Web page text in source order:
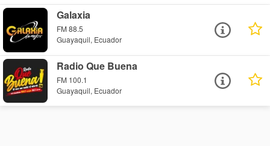
Galaxia
FM 88.5
Guayaquil, Ecuador
Radio Que Buena
FM 100.1
Guayaquil, Ecuador